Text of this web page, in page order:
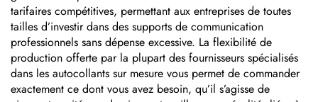
tarifaires compétitives, permettant aux entreprises de toutes
tailles d’investir dans des supports de communication
professionnels sans dépense excessive. La flexibilité de
production offerte par la plupart des fournisseurs spécialisés
dans les autocollants sur mesure vous permet de commander
exactement ce dont vous avez besoin, qu’il s’agisse de